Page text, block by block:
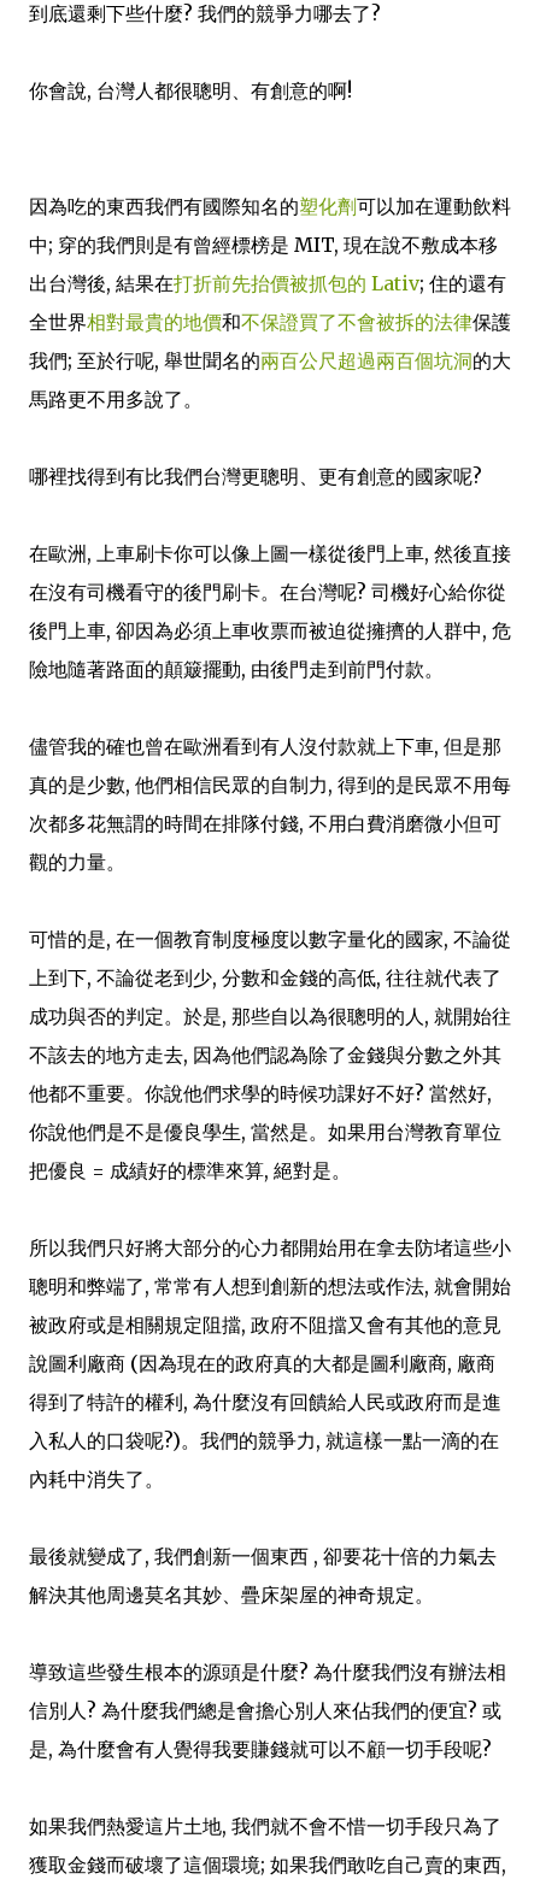
到底還剩下些什麼? 我們的競爭力哪去了?
你會說, 台灣人都很聰明、有創意的啊!
因為吃的東西我們有國際知名的塑化劑可以加在運動飲料
中; 穿的我們則是有曾經標榜是 MIT, 現在說不敷成本移
出台灣後, 結果在打折前先抬價被抓包的 Lativ; 住的還有
全世界相對最貴的地價和不保證買了不會被拆的法律保護
我們; 至於行呢, 舉世聞名的兩百公尺超過兩百個坑洞的大
馬路更不用多說了。
哪裡找得到有比我們台灣更聰明、更有創意的國家呢?
在歐洲, 上車刷卡你可以像上圖一樣從後門上車, 然後直接
在沒有司機看守的後門刷卡。在台灣呢? 司機好心給你從
後門上車, 卻因為必須上車收票而被迫從擁擠的人群中, 危
險地隨著路面的顛簸擺動, 由後門走到前門付款。
儘管我的確也曾在歐洲看到有人沒付款就上下車, 但是那
真的是少數, 他們相信民眾的自制力, 得到的是民眾不用每
次都多花無謂的時間在排隊付錢, 不用白費消磨微小但可
觀的力量。
可惜的是, 在一個教育制度極度以數字量化的國家, 不論從
上到下, 不論從老到少, 分數和金錢的高低, 往往就代表了
成功與否的判定。於是, 那些自以為很聰明的人, 就開始往
不該去的地方走去, 因為他們認為除了金錢與分數之外其
他都不重要。你說他們求學的時候功課好不好? 當然好,
你說他們是不是優良學生, 當然是。如果用台灣教育單位
把優良 = 成績好的標準來算, 絕對是。
所以我們只好將大部分的心力都開始用在拿去防堵這些小
聰明和弊端了, 常常有人想到創新的想法或作法, 就會開始
被政府或是相關規定阻擋, 政府不阻擋又會有其他的意見
說圖利廠商 (因為現在的政府真的大都是圖利廠商, 廠商
得到了特許的權利, 為什麼沒有回饋給人民或政府而是進
入私人的口袋呢?)。我們的競爭力, 就這樣一點一滴的在
內耗中消失了。
最後就變成了, 我們創新一個東西 , 卻要花十倍的力氣去
解決其他周邊莫名其妙、疊床架屋的神奇規定。
導致這些發生根本的源頭是什麼? 為什麼我們沒有辦法相
信別人? 為什麼我們總是會擔心別人來佔我們的便宜? 或
是, 為什麼會有人覺得我要賺錢就可以不顧一切手段呢?
如果我們熱愛這片土地, 我們就不會不惜一切手段只為了
獲取金錢而破壞了這個環境; 如果我們敢吃自己賣的東西,